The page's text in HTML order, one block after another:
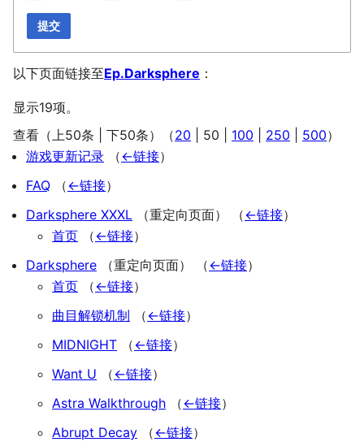
提交
以下页面链接至Ep.Darksphere ：
显示19项。
查看（上50条 下50条）（20 50 100 250 500）
游戏更新记录
（←链接）
FAQ
（←链接）
Darksphere XXXL （重定向页面） （←链接）
首页
（←链接）
Darksphere （重定向页面） （←链接）
首页
（←链接）
曲目解锁机制
（←链接）
MIDNIGHT
（←链接）
Want U
（←链接）
Astra Walkthrough
（←链接）
Abrupt Decay
（←链接）